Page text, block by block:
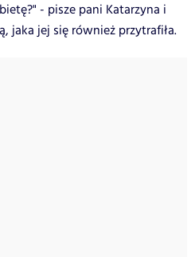
- pisze pani Katarzyna i
jaka jej się również przytrafiła.